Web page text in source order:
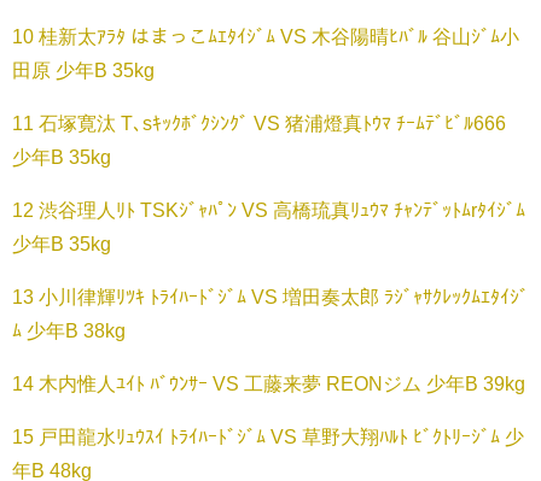
10 桂新太ｱﾗﾀ はまっこﾑｴﾀｲｼﾞﾑ VS 木谷陽晴ﾋﾊﾞﾙ 谷山ｼﾞﾑ小
田原 少年B 35kg
11 石塚寛汰 T､sｷｯｸﾎﾞｸｼﾝｸﾞ VS 猪浦燈真ﾄｳﾏ ﾁｰﾑﾃﾞﾋﾞﾙ666
少年B 35kg
12 渋谷理人ﾘﾄ TSKｼﾞｬﾊﾟﾝ VS 高橋琉真ﾘｭｳﾏ ﾁｬﾝﾃﾞｯﾄﾑrﾀｲｼﾞﾑ
少年B 35kg
13 小川律輝ﾘﾂｷ ﾄﾗｲﾊｰﾄﾞｼﾞﾑ VS 増田奏太郎 ﾗｼﾞｬｻｸﾚｯｸﾑｴﾀｲｼﾞ
ﾑ 少年B 38kg
14 木内惟人ﾕｲﾄ ﾊﾞｳﾝｻｰ VS 工藤来夢 REONジム 少年B 39kg
15 戸田龍水ﾘｭｳｽｲ ﾄﾗｲﾊｰﾄﾞｼﾞﾑ VS 草野大翔ﾊﾙﾄ ﾋﾞｸﾄﾘｰｼﾞﾑ 少
年B 48kg